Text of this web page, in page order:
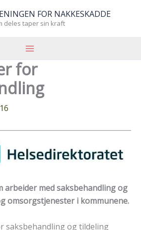
FOR NAKKESKADDE
deles taper sin kraft
for
arbeider med saksbehandling og
omsorgstjenester i kommunene.
saksbehandling og tildeling